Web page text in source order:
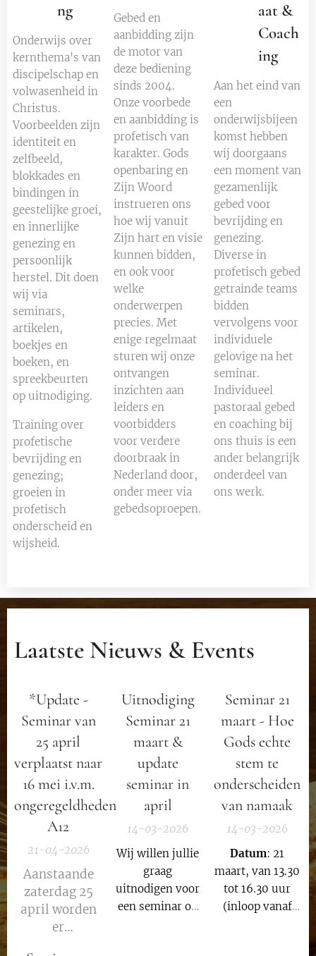
ng
Onderwijs over
kernthema's van
discipelschap en
volwasenheid in
Christus.
Voorbeelden zijn
identiteit en
zelfbeeld,
blokkades en
bindingen in
geestelijke groei,
en innerlijke
genezing en
persoonlijk
herstel. Dit doen
wij via
seminars,
artikelen,
boekjes en
boeken, en
spreekbeurten
op uitnodiging.
Training over
profetische
bevrijding en
genezing;
groeien in
profetisch
onderscheid en
wijsheid.
Gebed en
aanbidding zijn
de motor van
deze bediening
sinds 2004.
Onze voorbede
en aanbidding is
profetisch van
karakter. Gods
openbaring en
Zijn Woord
instrueren ons
hoe wij vanuit
Zijn hart en visie
kunnen bidden,
en ook voor
welke
onderwerpen
precies. Met
enige regelmaat
sturen wij onze
ontvangen
inzichten aan
leiders en
voorbidders
voor verdere
doorbraak in
Nederland door,
onder meer via
gebedsoproepen.
aat &
Coach
ing
Aan het eind van
een
onderwijsbijeen
komst hebben
wij doorgaans
een moment van
gezamenlijk
gebed voor
bevrijding en
genezing.
Diverse in
profetisch gebed
getrainde teams
bidden
vervolgens voor
individuele
gelovige na het
seminar.
Individueel
pastoraal gebed
en coaching bij
ons thuis is een
ander belangrijk
onderdeel van
ons werk.
Laatste Nieuws & Events
*Update -
Seminar van
25 april
verplaatst naar
16 mei i.v.m.
ongeregeldheden
A12
21-04-2026
Aanstaande
zaterdag 25
april worden
er
Uitnodiging
Seminar 21
maart &
update
seminar in
april
14-03-2026
Wij willen jullie
graag
uitnodigen voor
een seminar op
Seminar 21
maart - Hoe
Gods echte
stem te
onderscheiden
van namaak
14-03-2026
Datum: 21
maart, van 13.30
tot 16.30 uur
(inloop vanaf